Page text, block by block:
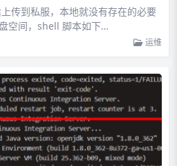
传到私服，本地就没有存在的必要
空间，shell 脚本如下…
运维